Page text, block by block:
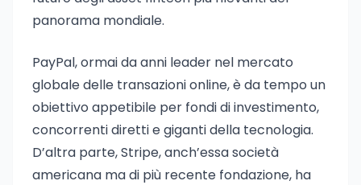
panorama mondiale.
PayPal, ormai da anni leader nel mercato
globale delle transazioni online, è da tempo un
obiettivo appetibile per fondi di investimento,
concorrenti diretti e giganti della tecnologia.
D’altra parte, Stripe, anch’essa società
americana ma di più recente fondazione, ha